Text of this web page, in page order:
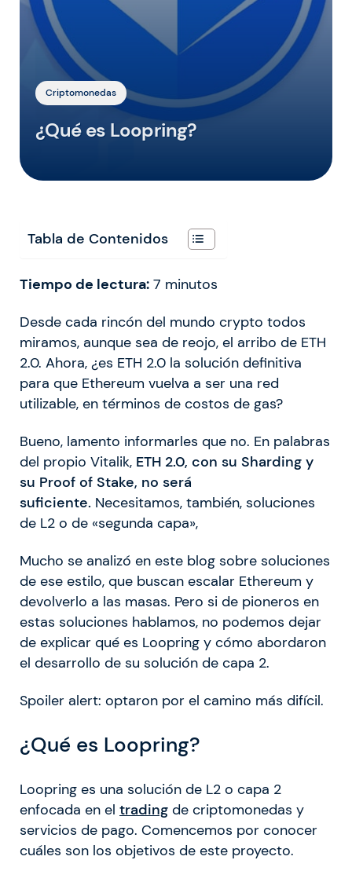
Criptomonedas
¿Qué es Loopring?
Tabla de Contenidos
Tiempo de lectura: 7 minutos
Desde cada rincón del mundo crypto todos
miramos, aunque sea de reojo, el arribo de ETH
2.0. Ahora, ¿es ETH 2.0 la solución definitiva
para que Ethereum vuelva a ser una red
utilizable, en términos de costos de gas?
Bueno, lamento informarles que no. En palabras
del propio Vitalik, ETH 2.0, con su Sharding y
su Proof of Stake, no será
suficiente. Necesitamos, también, soluciones
de L2 o de «segunda capa»,
Mucho se analizó en este blog sobre soluciones
de ese estilo, que buscan escalar Ethereum y
devolverlo a las masas. Pero si de pioneros en
estas soluciones hablamos, no podemos dejar
de explicar qué es Loopring y cómo abordaron
el desarrollo de su solución de capa 2.
Spoiler alert: optaron por el camino más difícil.
¿Qué es Loopring?
Loopring es una solución de L2 o capa 2
enfocada en el trading de criptomonedas y
servicios de pago. Comencemos por conocer
cuáles son los objetivos de este proyecto.